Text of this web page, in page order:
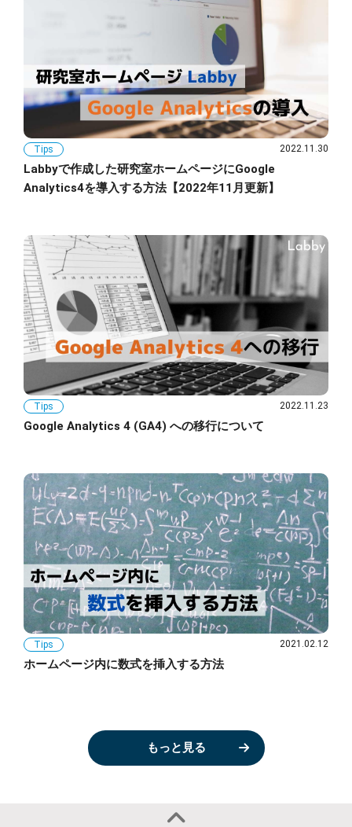
Tips 2022.11.30
Labbyで作成した研究室ホームページにGoogle
Analytics4を導入する方法【2022年11月更新】
Tips 2022.11.23
Google Analytics 4 (GA4) への移行について
Tips 2021.02.12
ホームページ内に数式を挿入する方法
もっと見る